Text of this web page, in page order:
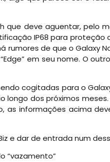
que deve aguentar, pelo
IP68 para proteção
rumores de que o Galaxy
em seu nome. O
cogitadas para o
longo dos próximos
as informações acima
e dar de entrada num
“vazamento”